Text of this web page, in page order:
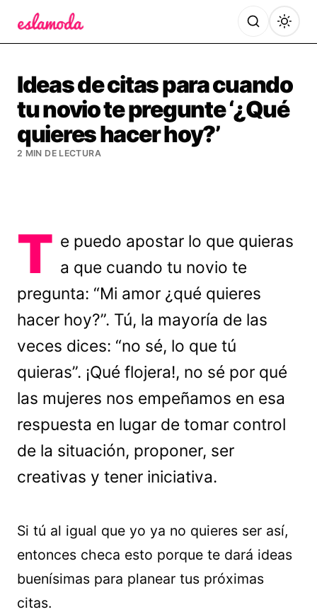
Ideas de citas para cuando
tu novio te pregunte ‘¿Qué
quieres hacer hoy?’
2 MIN DE LECTURA
T e puedo apostar lo que quieras
a que cuando tu novio te
pregunta: “Mi amor ¿qué quieres
hacer hoy?”. Tú, la mayoría de las
veces dices: “no sé, lo que tú
quieras”. ¡Qué flojera!, no sé por qué
las mujeres nos empeñamos en esa
respuesta en lugar de tomar control
de la situación, proponer, ser
creativas y tener iniciativa.
Si tú al igual que yo ya no quieres ser así,
entonces checa esto porque te dará ideas
buenísimas para planear tus próximas
citas.